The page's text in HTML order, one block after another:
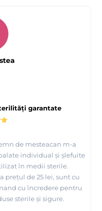
garantate
de mesteacan m-a
individual și șlefuite
în medii sterile.
prețul de 25 lei, sunt cu
cu încredere pentru
sterile și sigure.